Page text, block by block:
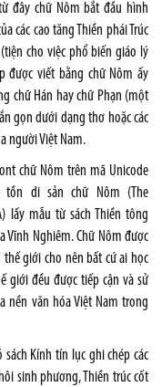
đây chữ Nôm bắt đầu hình
các cao tăng Thiền phái Trúc
cho việc phổ biến giáo lý
được viết bằng chữ Nôm ấy
chữ Hán hay chữ Phạn (một
gọn dưới dạng thơ hoặc các
người Việt Nam.
chữ Nôm trên mã Unicode
tồn di sản chữ Nôm (The
lấy mẫu từ sách Thiền tông
Vĩnh Nghiêm. Chữ Nôm được
giới cho nên bất cứ ai học
giới đều được tiếp cận và sử
nền văn hóa Việt Nam trong
Kính tín lục ghi chép các
sinh phương, Thiền trúc cốt